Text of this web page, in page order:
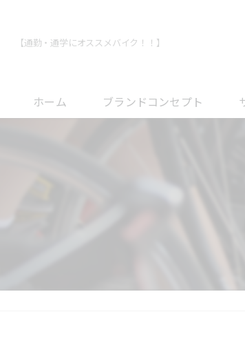
【通勤・通学にオススメバイク！！】
ホーム ブランドコンセプト